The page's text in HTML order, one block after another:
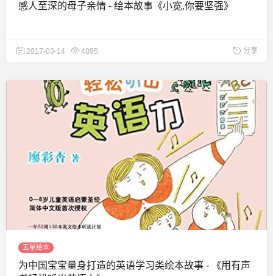
感人至深的母子亲情 - 绘本故事《小宽,你要坚强》
2017-03-14 4895 分享
五星绘本
为中国宝宝量身打造的英语学习类绘本故事 - 《用有声